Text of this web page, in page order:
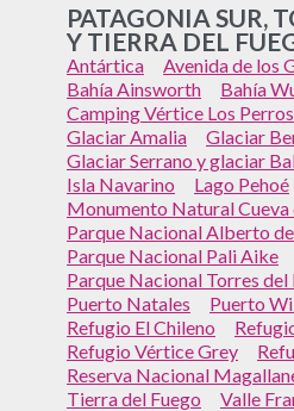
PATAGONIA SUR,
Y TIERRA DEL
Antártica
Avenida de los
Bahía Ainsworth
Bahía
Camping Vértice Los Perros
Glaciar Amalia
Glaciar
Glaciar Serrano y glaciar
Isla Navarino
Lago Pehoé
Monumento Natural
Parque Nacional Alberto
Parque Nacional Pali Aike
Parque Nacional Torres del
Puerto Natales
Puerto
Refugio El Chileno
Refugio Vértice Grey
Reserva Nacional
Tierra del Fuego
Valle